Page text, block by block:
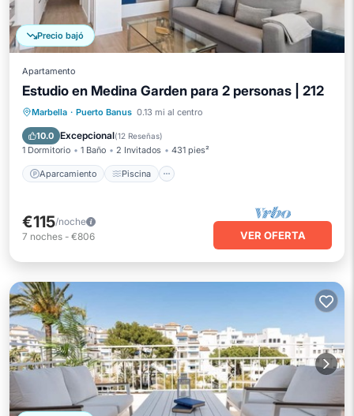
Precio bajó
Apartamento
Estudio en Medina Garden para 2 personas | 212
Marbella · Puerto Banus 0.13 mi al centro
10.0 Excepcional(12 Reseñas)
1 Dormitorio 1 Baño 2 Invitados 431 pies²
Aparcamiento Piscina
Aparcamiento Piscina
Balcón/Terraza
€115/noche
7 noches - €806 VER OFERTA